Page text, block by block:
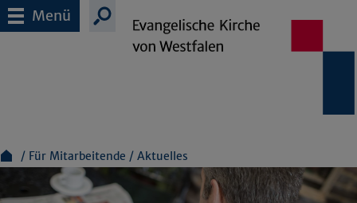
Menü
Für Mitarbeitende Aktuelles